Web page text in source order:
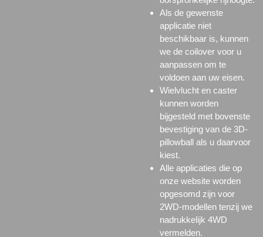
Als de gewenste
applicatie niet
beschikbaar is, kunnen
we de coilover voor u
aanpassen om te
voldoen aan uw eisen.
Wielvlucht en caster
kunnen worden
bijgesteld met bovenste
bevestiging van de 3D-
pillowball als u daarvoor
kiest.
Alle applicaties die op
onze website worden
opgesomd zijn voor
2WD-modellen tenzij we
nadrukkelijk 4WD
vermelden.